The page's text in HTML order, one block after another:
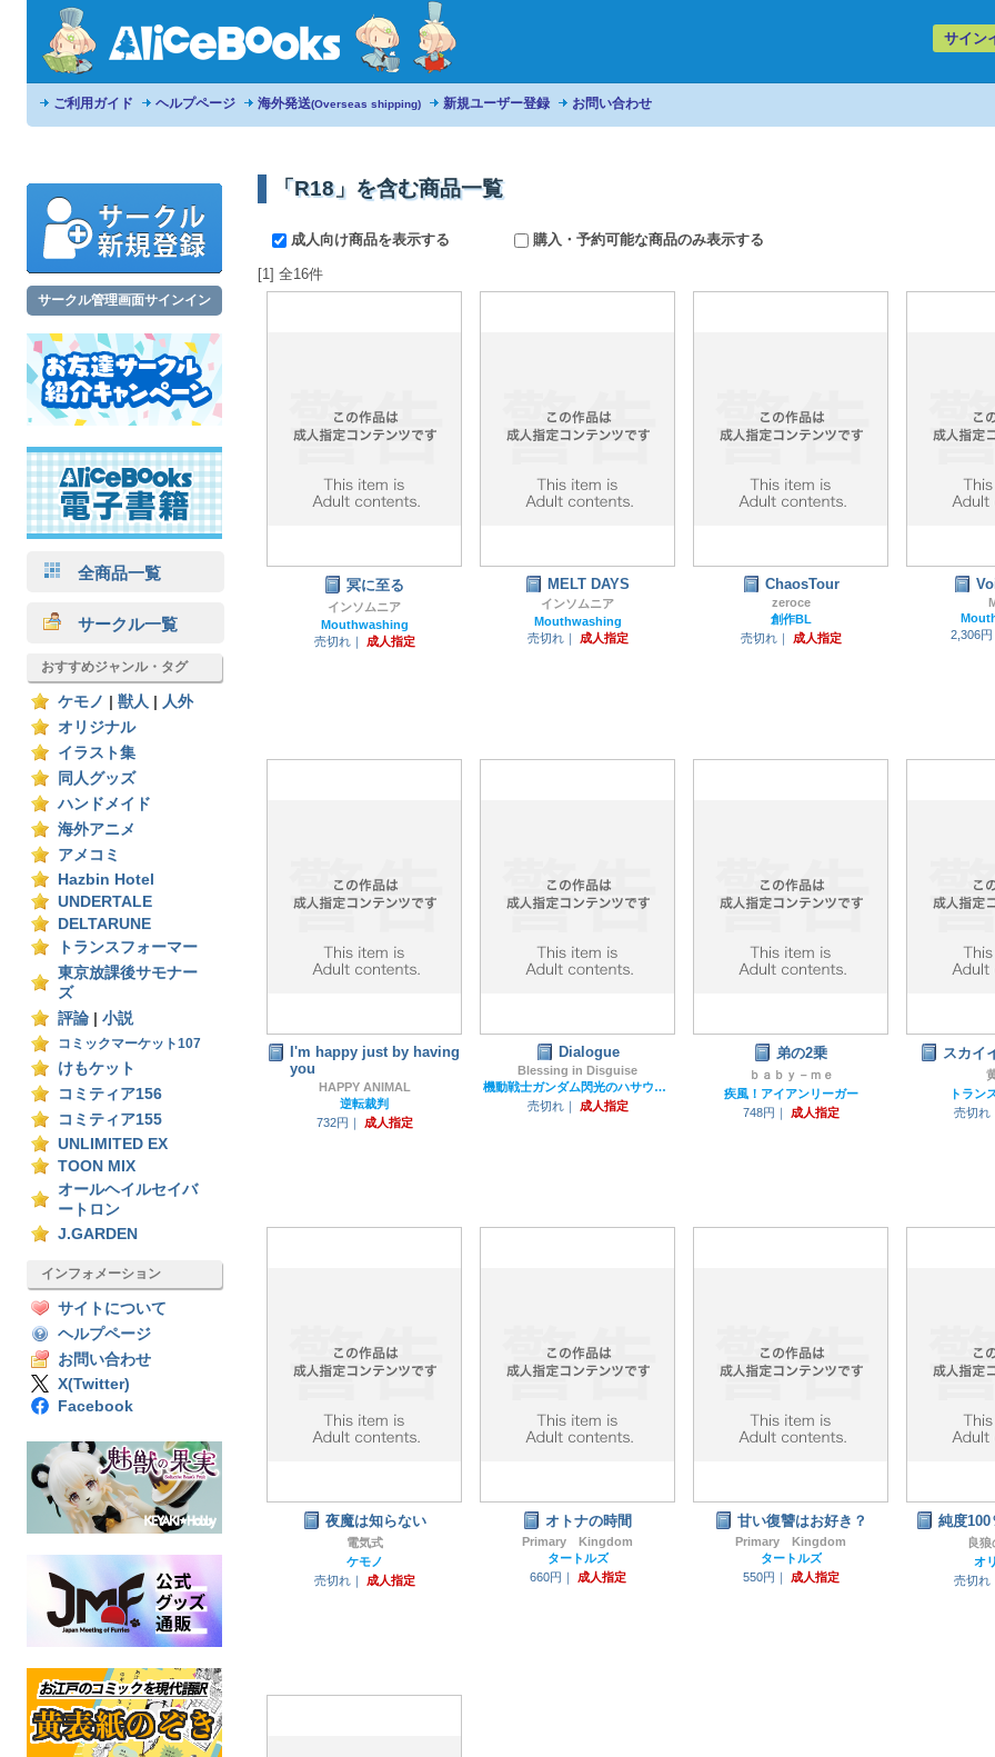
サイン
ご利用ガイド ヘルプページ 海外発送(Overseas shipping) 新規ユーザー登録 お問い合わせ
サークル管理画面サインイン
全商品一覧
サークル一覧
おすすめジャンル・タグ
ケモノ 獣人
人外
オリジナル
イラスト集
同人グッズ
ハンドメイド
海外アニメ
アメコミ
Hazbin Hotel
UNDERTALE
DELTARUNE
トランスフォーマー
東京放課後サモナー
ズ
評論
小説
コミックマーケット107
けもケット
コミティア156
コミティア155
UNLIMITED EX
TOON MIX
オールヘイルセイバ
ートロン
J.GARDEN
インフォメーション
サイトについて
ヘルプページ
お問い合わせ
X(Twitter)
Facebook
「R18」を含む商品一覧
成人向け商品を表示する 購入・予約可能な商品のみ表示する
[1] 全16件
冥に至る
インソムニア
Mouthwashing
売切れ｜
成人指定
MELT DAYS
インソムニア
Mouthwashing
売切れ｜
成人指定
ChaosTour
zeroce
創作BL
売切れ｜
成人指定
2,306円
I'm happy just by having
you
HAPPY ANIMAL
逆転裁判
732円｜
成人指定
Dialogue
Blessing in Disguise
機動戦士ガンダム閃光のハサウェイ
売切れ｜
成人指定
弟の2乗
ｂａｂｙ－ｍｅ
疾風！アイアンリーガー
748円｜
成人指定
スカイ
トラン
売切れ｜
夜魔は知らない
電気式
ケモノ
売切れ｜
成人指定
オトナの時間
Primary Kingdom
タートルズ
660円｜
成人指定
甘い復讐はお好き？
Primary Kingdom
タートルズ
550円｜
成人指定
純度100
良
オ
売切れ｜